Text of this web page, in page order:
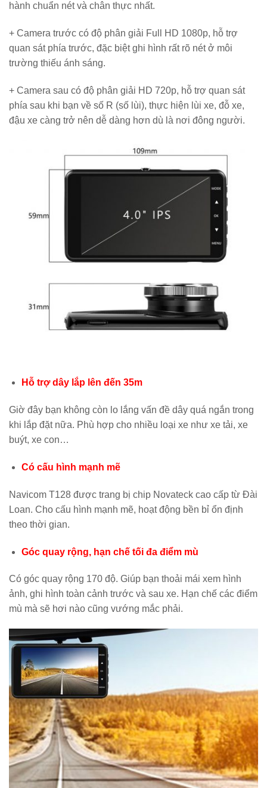
hành chuẩn nét và chân thực nhất.
+ Camera trước có độ phân giải Full HD 1080p, hỗ trợ
quan sát phía trước, đặc biệt ghi hình rất rõ nét ở môi
trường thiếu ánh sáng.
+ Camera sau có độ phân giải HD 720p, hỗ trợ quan sát
phía sau khi bạn về số R (số lùi), thực hiện lùi xe, đỗ xe,
đậu xe càng trở nên dễ dàng hơn dù là nơi đông người.
Hỗ trợ dây lắp lên đến 35m
Giờ đây bạn không còn lo lắng vấn đề dây quá ngắn trong
khi lắp đặt nữa. Phù hợp cho nhiều loại xe như xe tải, xe
buýt, xe con…
Có cấu hình mạnh mẽ
Navicom T128 được trang bị chip Novateck cao cấp từ Đài
Loan. Cho cấu hình mạnh mẽ, hoạt động bền bỉ ổn định
theo thời gian.
Góc quay rộng, hạn chế tối đa điểm mù
Có góc quay rộng 170 độ. Giúp bạn thoải mái xem hình
ảnh, ghi hình toàn cảnh trước và sau xe. Hạn chế các điểm
mù mà sẽ hơi nào cũng vướng mắc phải.